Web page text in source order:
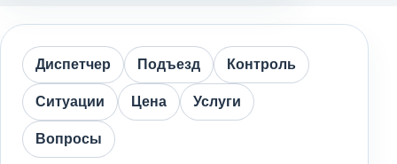
Диспетчер Подъезд Контроль
Ситуации Цена Услуги
Вопросы